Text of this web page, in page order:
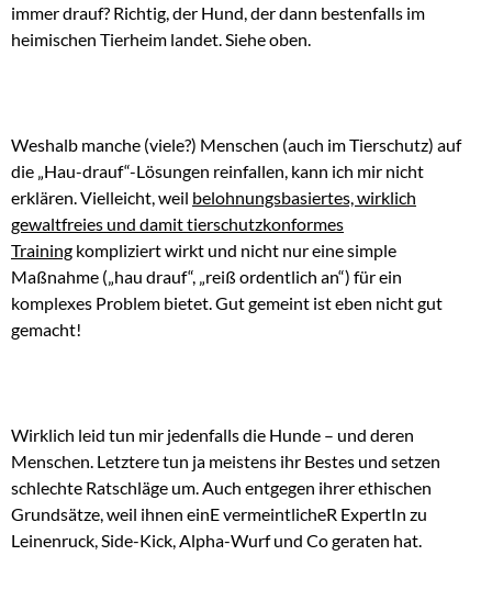
immer drauf? Richtig, der Hund, der dann bestenfalls im
heimischen Tierheim landet. Siehe oben.
Weshalb manche (viele?) Menschen (auch im Tierschutz) auf
die „Hau-drauf“-Lösungen reinfallen, kann ich mir nicht
erklären. Vielleicht, weil belohnungsbasiertes, wirklich
gewaltfreies und damit tierschutzkonformes
Training kompliziert wirkt und nicht nur eine simple
Maßnahme („hau drauf“, „reiß ordentlich an“) für ein
komplexes Problem bietet. Gut gemeint ist eben nicht gut
gemacht!
Wirklich leid tun mir jedenfalls die Hunde – und deren
Menschen. Letztere tun ja meistens ihr Bestes und setzen
schlechte Ratschläge um. Auch entgegen ihrer ethischen
Grundsätze, weil ihnen einE vermeintlicheR ExpertIn zu
Leinenruck, Side-Kick, Alpha-Wurf und Co geraten hat.